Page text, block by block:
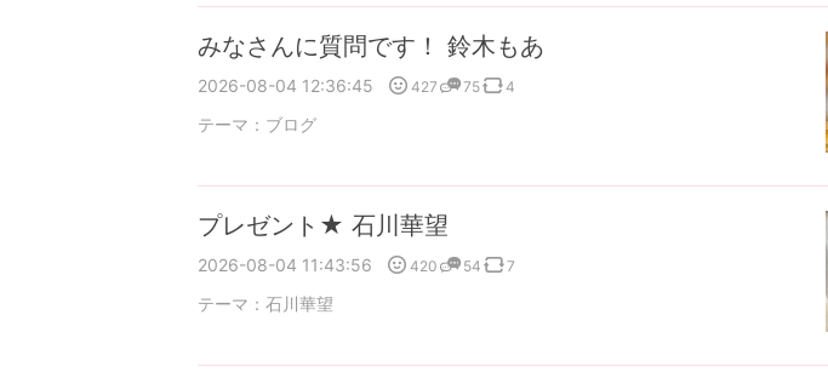
みなさんに質問です！ 鈴木もあ
2026-08-04 12:36:45 427 75 4
テーマ： ブログ
プレゼント★ 石川華望
2026-08-04 11:43:56 420 54 7
テーマ： 石川華望